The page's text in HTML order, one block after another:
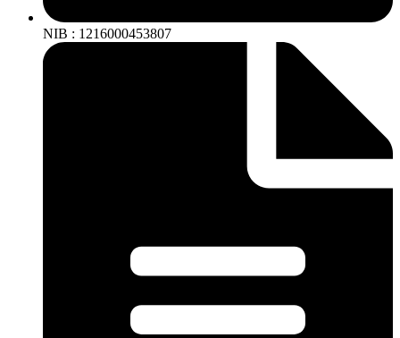
NIB : 1216000453807